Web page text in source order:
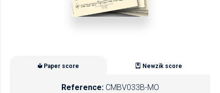
Paper score Newzik score
Reference: CMBV033B-MO